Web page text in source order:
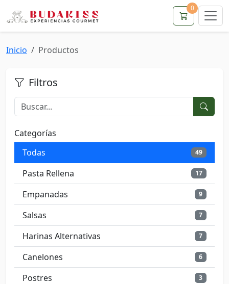
0
Inicio Productos
Filtros
Categorías
Todas
49
Pasta Rellena 17
Empanadas 9
Salsas 7
Harinas Alternativas 7
Canelones 6
Postres 3